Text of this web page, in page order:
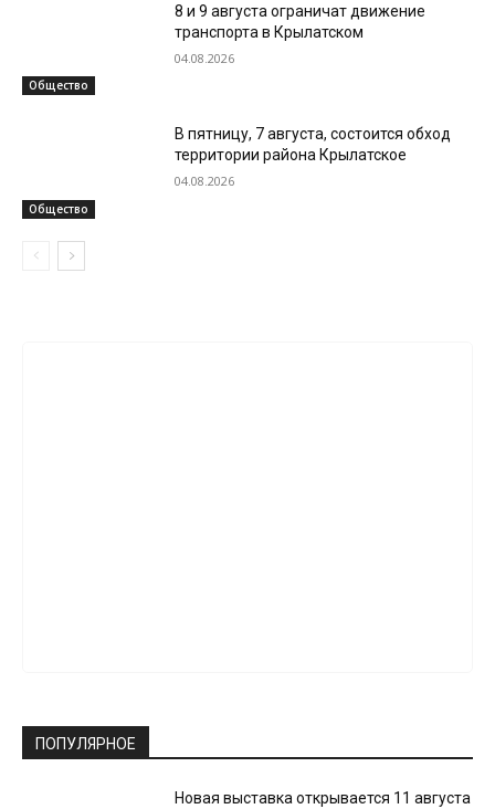
Общество
8 и 9 августа ограничат движение
транспорта в Крылатском
04.08.2026
Общество
В пятницу, 7 августа, состоится обход
территории района Крылатское
04.08.2026
ПОПУЛЯРНОЕ
Новая выставка открывается 11 августа